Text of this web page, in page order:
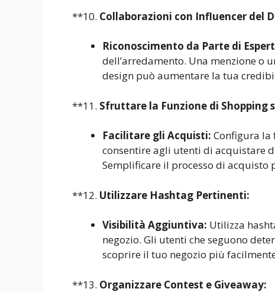
**10. Collaborazioni con Influencer del
Riconoscimento da Parte di
dell’arredamento. Una menzione o
design può aumentare la tua
**11. Sfruttare la Funzione di Shopping
Facilitare gli Acquisti: Configura la
consentire agli utenti di acquistare
Semplificare il processo di acquisto
**12. Utilizzare Hashtag Pertinenti:
Visibilità Aggiuntiva: Utilizza
negozio. Gli utenti che seguono
scoprire il tuo negozio più
**13. Organizzare Contest e Giveaway: